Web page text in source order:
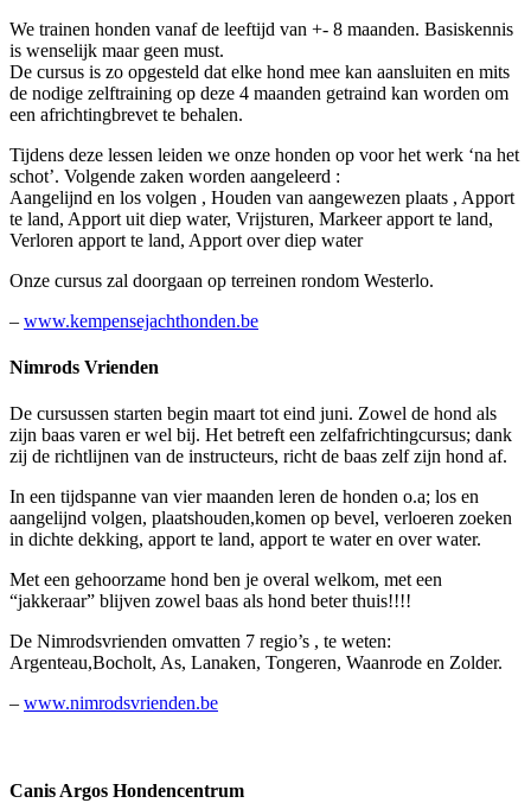
We trainen honden vanaf de leeftijd van +- 8 maanden. Basiskennis
is wenselijk maar geen must.
De cursus is zo opgesteld dat elke hond mee kan aansluiten en mits
de nodige zelftraining op deze 4 maanden getraind kan worden om
een africhtingbrevet te behalen.
Tijdens deze lessen leiden we onze honden op voor het werk ‘na het
schot’. Volgende zaken worden aangeleerd :
Aangelijnd en los volgen , Houden van aangewezen plaats , Apport
te land, Apport uit diep water, Vrijsturen, Markeer apport te land,
Verloren apport te land, Apport over diep water
Onze cursus zal doorgaan op terreinen rondom Westerlo.
– www.kempensejachthonden.be
Nimrods Vrienden
De cursussen starten begin maart tot eind juni. Zowel de hond als
zijn baas varen er wel bij. Het betreft een zelfafrichtingcursus; dank
zij de richtlijnen van de instructeurs, richt de baas zelf zijn hond af.
In een tijdspanne van vier maanden leren de honden o.a; los en
aangelijnd volgen, plaatshouden,komen op bevel, verloeren zoeken
in dichte dekking, apport te land, apport te water en over water.
Met een gehoorzame hond ben je overal welkom, met een
“jakkeraar” blijven zowel baas als hond beter thuis!!!!
De Nimrodsvrienden omvatten 7 regio’s , te weten:
Argenteau,Bocholt, As, Lanaken, Tongeren, Waanrode en Zolder.
– www.nimrodsvrienden.be
Canis Argos Hondencentrum